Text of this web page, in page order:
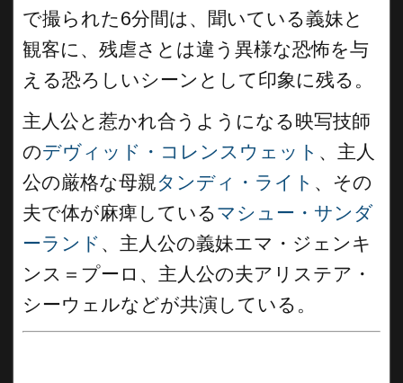
で撮られた6分間は、聞いている義妹と
観客に、残虐さとは違う異様な恐怖を与
える恐ろしいシーンとして印象に残る。
主人公と惹かれ合うようになる映写技師
のデヴィッド・コレンスウェット 、主人
公の厳格な母親タンディ・ライト 、その
夫で体が麻痺しているマシュー・サンダ
ーランド 、主人公の義妹エマ・ジェンキ
ンス＝プーロ、主人公の夫アリステア・
シーウェルなどが共演している。